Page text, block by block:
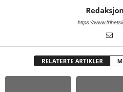
https://
RELATERTE ARTIKLER